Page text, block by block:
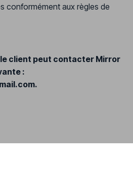
conformément aux règles de
client peut contacter Mirror
:
.